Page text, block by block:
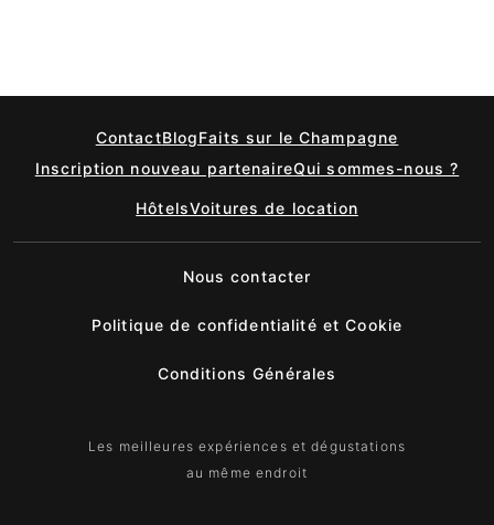
ContactBlogFaits sur le Champagne
Inscription nouveau partenaireQui sommes-nous ?
HôtelsVoitures de location
Nous contacter
Politique de confidentialité et Cookie
Conditions Générales
Les meilleures expériences et dégustations
au même endroit